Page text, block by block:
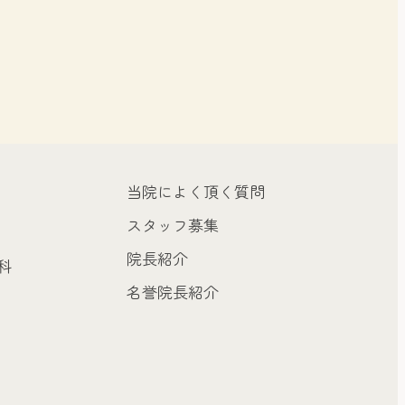
当院によく頂く質問
スタッフ募集
院長紹介
名誉院長紹介